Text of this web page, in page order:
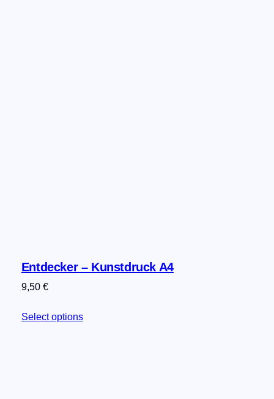
Entdecker – Kunstdruck A4
9,50 €
Select options